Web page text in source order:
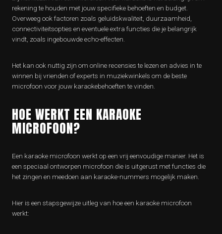
rekening te houden met jouw specifieke behoeften en budget.
Overweeg ook factoren zoals geluidskwaliteit, duurzaamheid,
connectiviteitsopties en eventuele extra functies die je belangrijk
vindt, zoals ingebouwde echo-effecten.
Het kan ook nuttig zijn om online recensies te lezen en advies in te
winnen bij vrienden of experts in muziekwinkels om de beste
microfoon voor jouw karaokebehoeften te vinden.
HOE WERKT EEN KARAOKE
MICROFOON?
Een karaoke microfoon werkt op een vrij eenvoudige manier. Het is
een speciaal ontworpen microfoon die is uitgerust met functies die
het zingen en meedoen aan karaoke-nummers mogelijk maken.
Hier is een stapsgewijze uitleg van hoe een karaoke microfoon
werkt: